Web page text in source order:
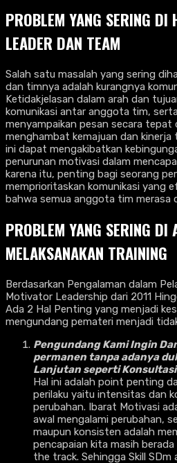
PROBLEM YANG SERING DI
LEADER DAN TEAM
Salah satu masalah yang sering
dan timnya adalah kurangnya
Ketidakjelasan dalam arah dan
komunikasi antar anggota tim,
menyampaikan pesan secara tepat
menghambat kemajuan dan kinerja
ini dapat mengakibatkan
penurunan motivasi dalam
karena itu, penting bagi seorang
memprioritaskan komunikasi yang
bahwa semua anggota tim merasa
PROBLEM YANG SERING DI
MELAKSANAKAN TRAINING
Berdasarkan Pengalaman dalam
Motivator Leadership dari 2011
Ada 2 Hal Penting yang menjadi
mengundang pemateri menjadi
Pengundang Kami Ingin
permanen tanpa adanya
Lanjutan seperti
Hal ini adalah point penting
perilaku yaitu intensitas dan
perubahan. Ibarat Motivasi
awal mengalami perubahan,
maupun konsisten adalah
pencapaian kita masih
the track. Sehingga Skill SDm